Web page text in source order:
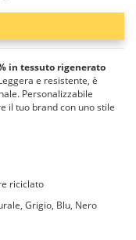
in tessuto rigenerato
e resistente, è
Personalizzabile
il tuo brand con uno stile
riciclato
Grigio, Blu, Nero